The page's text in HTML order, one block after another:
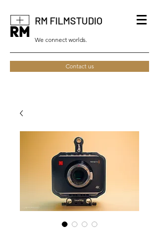
RM FILMSTUDIO
We connect worlds.
Contact us